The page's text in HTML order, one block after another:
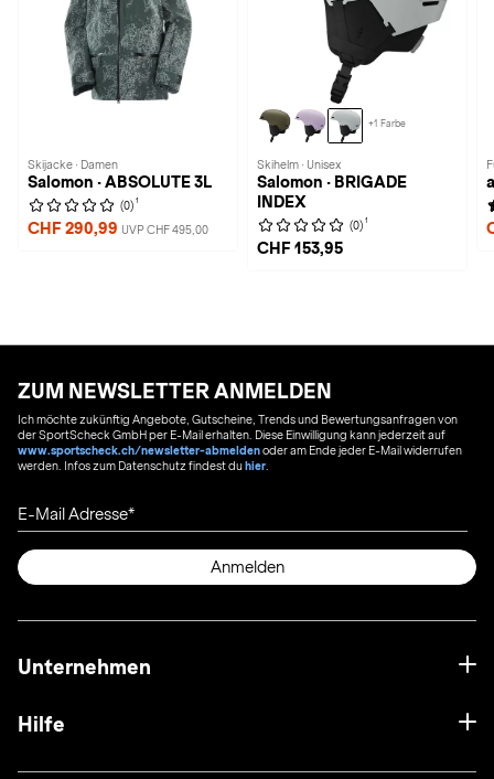
Skijacke · Damen
Salomon · ABSOLUTE 3L
(0) 1
CHF 290,99 UVP CHF 495,00
+1 Farbe
Skihelm · Unisex
Salomon · BRIGADE
INDEX
(0) 1
CHF 153,95
ZUM NEWSLETTER ANMELDEN
Ich möchte zukünftig Angebote, Gutscheine, Trends und Bewertungsanfragen von
der SportScheck GmbH per E-Mail erhalten. Diese Einwilligung kann jederzeit auf
www.sportscheck.ch/newsletter-abmeldenoder am Ende jeder E-Mail widerrufen
werden. Infos zum Datenschutz findest duhier
E-Mail Adresse
Anmelden
Unternehmen
Hilfe